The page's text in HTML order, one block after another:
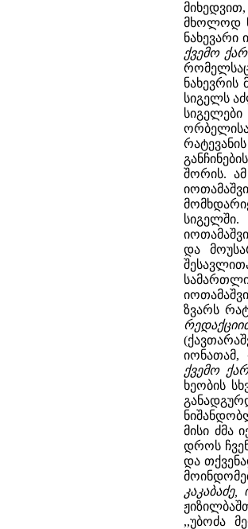
მხოლოდ
ქვემო
სიგელს
შორის.
და
ზვარს
იონათამ,
ქვემო
ხეობის
მისი ძმა
დროს
და
კაკაბაძე,
,,უბოძა